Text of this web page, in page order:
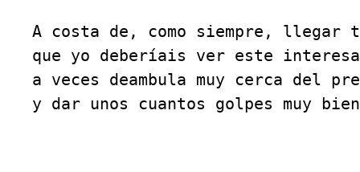
A costa de, como siempre, llegar
que yo deberíais ver este
a veces deambula muy cerca del